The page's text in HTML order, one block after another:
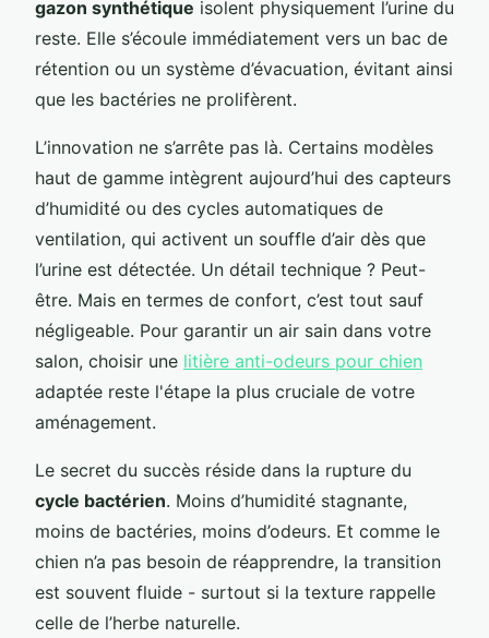
gazon synthétique isolent physiquement l’urine du
reste. Elle s’écoule immédiatement vers un bac de
rétention ou un système d’évacuation, évitant ainsi
que les bactéries ne prolifèrent.
L’innovation ne s’arrête pas là. Certains modèles
haut de gamme intègrent aujourd’hui des capteurs
d’humidité ou des cycles automatiques de
ventilation, qui activent un souffle d’air dès que
l’urine est détectée. Un détail technique ? Peut-
être. Mais en termes de confort, c’est tout sauf
négligeable. Pour garantir un air sain dans votre
salon, choisir une litière anti-odeurs pour chien
adaptée reste l'étape la plus cruciale de votre
aménagement.
Le secret du succès réside dans la rupture du
cycle bactérien. Moins d’humidité stagnante,
moins de bactéries, moins d’odeurs. Et comme le
chien n’a pas besoin de réapprendre, la transition
est souvent fluide - surtout si la texture rappelle
celle de l’herbe naturelle.